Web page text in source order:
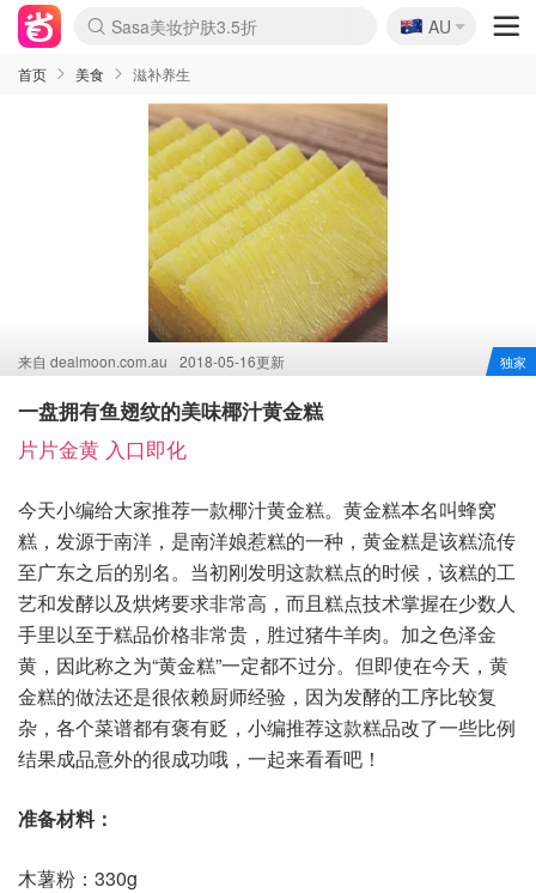
lululemon折扣上新
Sasa美妆护肤3.5折
SSENSE年中2.5折
FreshBeauty好价汇总
Cettire降价+叠9折
WWS Coles超市实拍
viagogo二手票捡漏
Myer超级周末
The Outnet奢牌1折起
David Jones 3折起
Flannels大牌1折
Perfumes Club护肤1折
AMIRO面罩$251
Amazon折扣汇总
eToro入金$200送$50
Amazon数码好物
ICONIC本周7.5折
ThedoubleF高奢地板价
Moose Knuckles 6折
丝芙兰5折起
EUFY摄像头$98
Selenichast首饰2折
Trip机票酒店促销
YSL送5件彩妆礼
Amazon家居好物
Amazon美妆护肤
雅漾大喷$8
过敏原检测盒$33
伊索独家赠50ml沐浴露
科颜氏高保湿面霜$29
SEALIFE海洋馆门票6折
丝塔芙大白罐$16
订阅Newsletter送香薰
Cult Beauty 6.8折
Harrods圣诞日历$525
LN-CC奢牌私促3折
d'Alba空姐喷雾$16
EVE LOM套装£56
Bernardelli独家4折
Adore Beauty 6折起
CT圣诞日历
Mytheresa奢品2.7折
Luxury Escapes 9折
Currentbody美容仪$881
MOON Garden Live
Roborock扫地机$649
Tingo Life水杯$24
Valentino官网5折
CR洗护套装$23
修丽可4件套$159
Myer彩妆2件7折
GANNI官网4.5折
Stylevana韩妆4折
Tessabit高奢8.5折
OGX洗发水$11
Amazon阿德莱德次日达
卡诗8.5折+赠礼
Philips Hue灯具8折
🇦🇺
AU
首页 美食 滋补养生
来自 dealmoon.com.au 2018-05-16更新 独家
一盘拥有鱼翅纹的美味椰汁黄金糕
片片金黄 入口即化
今天小编给大家推荐一款椰汁黄金糕。黄金糕本名叫蜂窝
糕，发源于南洋，是南洋娘惹糕的一种，黄金糕是该糕流传
至广东之后的别名。当初刚发明这款糕点的时候，该糕的工
艺和发酵以及烘烤要求非常高，而且糕点技术掌握在少数人
手里以至于糕品价格非常贵，胜过猪牛羊肉。加之色泽金
黄，因此称之为“黄金糕”一定都不过分。但即使在今天，黄
金糕的做法还是很依赖厨师经验，因为发酵的工序比较复
杂，各个菜谱都有褒有贬，小编推荐这款糕品改了一些比例
结果成品意外的很成功哦，一起来看看吧！
准备材料：
木薯粉：330g